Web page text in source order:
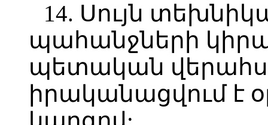
14. Սույն
պահանջների
պետական
իրականացվում է